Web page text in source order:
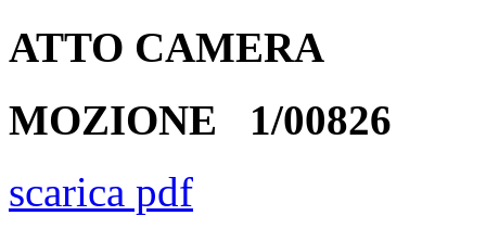
ATTO CAMERA
MOZIONE 1/00826
scarica pdf